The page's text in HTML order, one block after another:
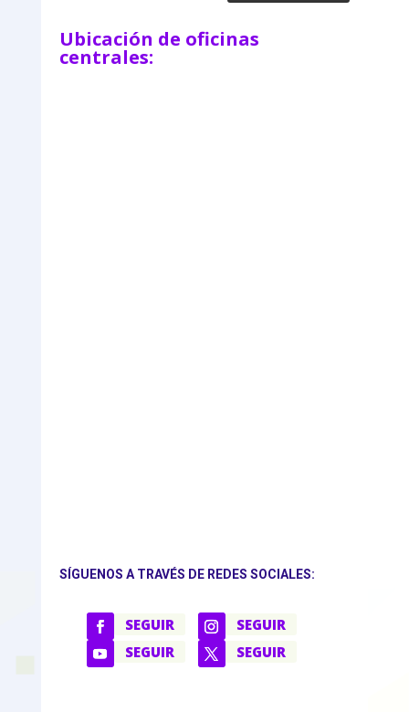
Ubicación de oficinas
centrales:
SÍGUENOS A TRAVÉS DE REDES SOCIALES:
SEGUIR
SEGUIR
SEGUIR
SEGUIR